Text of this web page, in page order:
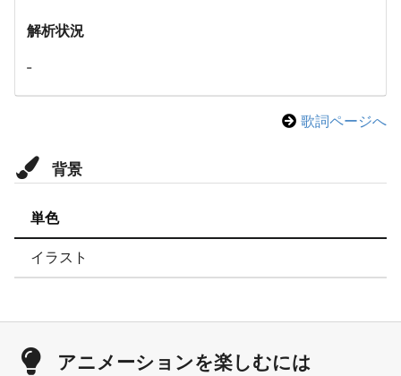
解析状況
-
歌詞ページへ
背景
単色
イラスト
アニメーションを楽しむには